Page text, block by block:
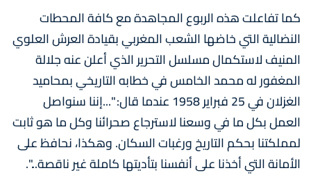
كما تفاعلت هذه الربوع المجاهدة مع كافة المحطات
النضالية التي خاضها الشعب المغربي بقيادة العرش العلوي
المنيف لاستكمال مسلسل التحرير الذي أعلن عنه جلالة
المغفور له محمد الخامس في خطابه التاريخي بمحاميد
الغزلان في 25 فبراير 1958 عندما قال: "...إننا سنواصل
العمل بكل ما في وسعنا لاسترجاع صحرائنا وكل ما هو ثابت
لمملكتنا بحكم التاريخ ورغبات السكان. وهكذا، نحافظ على
الأمانة التي أخذنا على أنفسنا بتأديتها كاملة غير ناقصة...".